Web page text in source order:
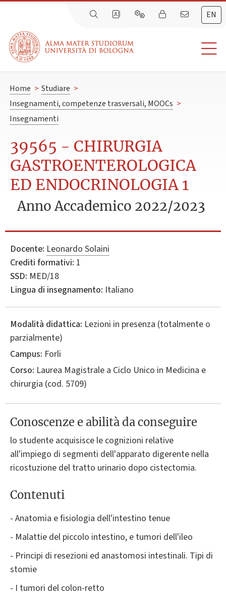
EN
Home > Studiare >
Insegnamenti, competenze trasversali, MOOCs >
Insegnamenti
39565 - CHIRURGIA
GASTROENTEROLOGICA
ED ENDOCRINOLOGIA 1
Anno Accademico 2022/2023
Docente: Leonardo Solaini
Crediti formativi: 1
SSD: MED/18
Lingua di insegnamento: Italiano
Modalità didattica: Lezioni in presenza (totalmente o
parzialmente)
Campus: Forli
Corso: Laurea Magistrale a Ciclo Unico in Medicina e
chirurgia (cod. 5709)
Conoscenze e abilità da conseguire
lo studente acquisisce le cognizioni relative
all'impiego di segmenti dell'apparato digerente nella
ricostuzione del tratto urinario dopo cistectomia.
Contenuti
- Anatomia e fisiologia dell'intestino tenue
- Malattie del piccolo intestino, e tumori dell'ileo
- Principi di resezioni ed anastomosi intestinali. Tipi di
stomie
- I tumori del colon-retto